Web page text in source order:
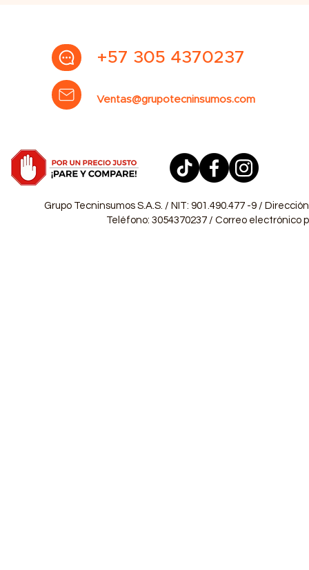
+57 305 4370237
Ventas@grupotecninsumos.com
Grupo Tecninsumos S.A.S. / NIT: 901.490.477 -9 /
Teléfono: 3054370237 / Correo electrónico